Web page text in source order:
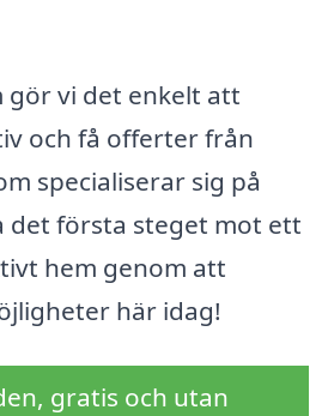
gör vi det enkelt att
och få offerter från
specialiserar sig på
det första steget mot ett
hem genom att
här idag!
gratis och utan